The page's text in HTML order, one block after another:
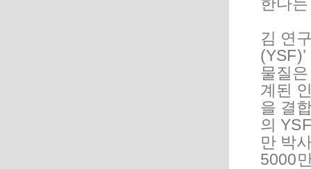
김 연
물질
계된
을 결
의
만 박
5000